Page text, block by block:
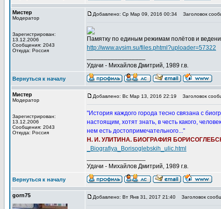
Мистер
Модератор
Зарегистрирован:
13.12.2006
Сообщения: 2043
Откуда: Россия
Добавлено: Ср Мар 09, 2016 00:34 Заголовок
Памятку по единым режимам полётов и
http://www.avsim.su/files.phtml?uploader=57322
Удачи - Михайлов Дмитрий, 1989 г.в.
Вернуться к началу
Мистер
Модератор
Зарегистрирован:
13.12.2006
Сообщения: 2043
Откуда: Россия
Добавлено: Вс Мар 13, 2016 22:19 Заголовок
"История каждого города тесно связана с
настоящим, хотят знать, в честь какого,
нем есть достопримечательного..."
Н. И. УЛИТИНА. БИОГРАФИЯ
_Biografiya_Borisoglebskih_ulic.html
Удачи - Михайлов Дмитрий, 1989 г.в.
Вернуться к началу
gorn75 Добавлено: Вт Янв 31, 2017 21:40 Заголовок